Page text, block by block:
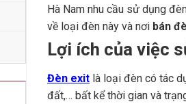
Hà Nam nhu cầu sử dụng
về loại đèn này và nơi bán
Lợi ích của việc
Đèn exit là loại đèn có tác
đất,… bất kể thời gian và